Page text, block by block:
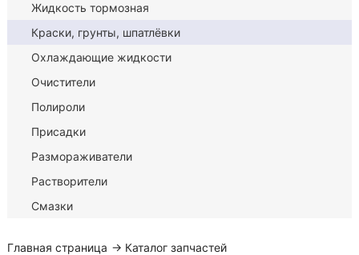
Жидкость тормозная
Краски, грунты, шпатлёвки
Охлаждающие жидкости
Очистители
Полироли
Присадки
Размораживатели
Растворители
Смазки
Главная страница → Каталог запчастей